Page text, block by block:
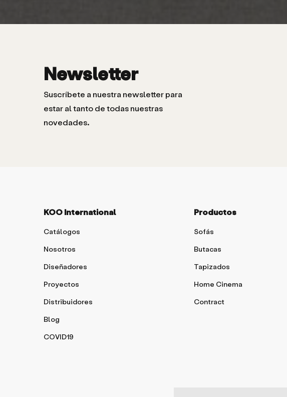
Newsletter
Suscríbete a nuestra newsletter para
estar al tanto de todas nuestras
novedades.
KOO International
Catálogos
Nosotros
Diseñadores
Proyectos
Distribuidores
Blog
COVID19
Productos
Sofás
Butacas
Tapizados
Home Cinema
Contract